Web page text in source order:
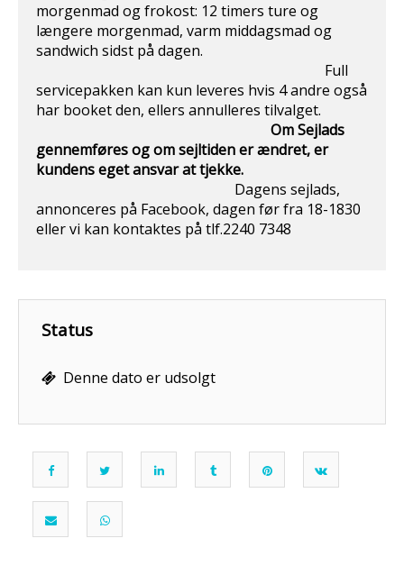
morgenmad og frokost: 12 timers ture og
længere morgenmad, varm middagsmad og
sandwich sidst på dagen.
Full
servicepakken kan kun leveres hvis 4 andre også
har booket den, ellers annulleres tilvalget.
Om Sejlads
gennemføres og om sejltiden er ændret, er
kundens eget ansvar attjekke.
Dagens sejlads,
annonceres på Facebook, dagen før fra 18-1830
eller vi kan kontaktes på tlf.2240 7348
Status
Denne dato er udsolgt